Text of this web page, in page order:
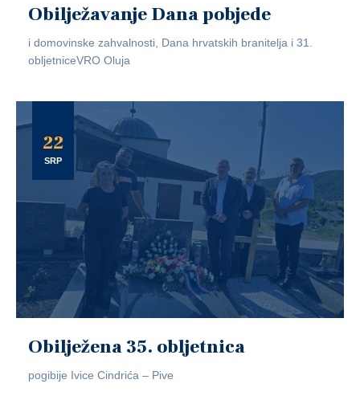
Obilježavanje Dana pobjede
i domovinske zahvalnosti, Dana hrvatskih branitelja i 31.
obljetniceVRO Oluja
22
SRP
Obilježena 35. obljetnica
pogibije Ivice Cindrića – Pive